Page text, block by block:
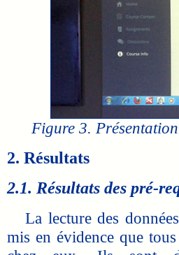
Figure 3.
2. Résultats
2.1. Résultats des pré-
La lecture des
mis en évidence que